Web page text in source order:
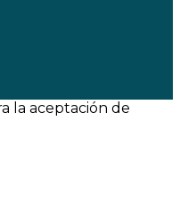
la aceptación de